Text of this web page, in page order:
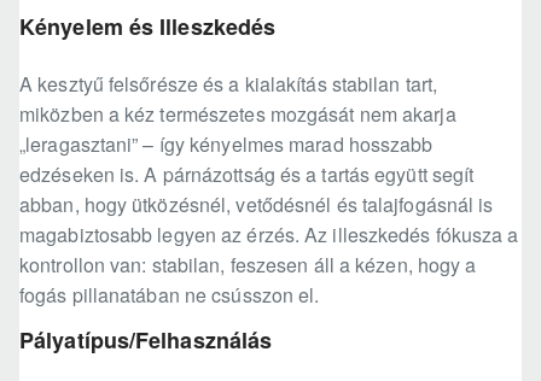
Kényelem és Illeszkedés
A kesztyű felsőrésze és a kialakítás stabilan tart,
miközben a kéz természetes mozgását nem akarja
„leragasztani” – így kényelmes marad hosszabb
edzéseken is. A párnázottság és a tartás együtt segít
abban, hogy ütközésnél, vetődésnél és talajfogásnál is
magabiztosabb legyen az érzés. Az illeszkedés fókusza a
kontrollon van: stabilan, feszesen áll a kézen, hogy a
fogás pillanatában ne csússzon el.
Pályatípus/Felhasználás